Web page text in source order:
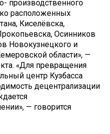
производственного
расположенных
Киселёвска,
Осинников
Новокузнецкого и
области», —
«Для превращения
центр Кузбасса
децентрализации
— говорится